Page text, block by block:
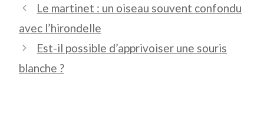
Le martinet : un oiseau souvent confondu
avec l’hirondelle
Est-il possible d’apprivoiser une souris
blanche ?